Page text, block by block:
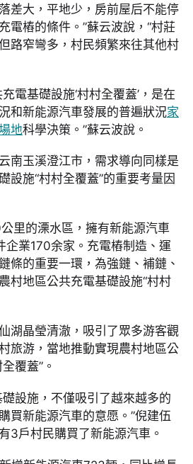
差大，平地少，房前屋后不能停
電樁的條件。”蘇云波說，“村莊
路窄彎多，村民頻繁來往其他村
電基礎設施‘村村全覆蓋’，是在
和新能源汽車發展的普遍狀況家
地科學決策。”蘇云波說。
南玉溪澄江市，需求導向同樣是
設施“村村全覆蓋”的重要考量因
里的溧水區，擁有新能源汽車
企業170余家。充電樁制造、運
條的重要一環，為強鏈、補鏈、
村地區公共充電基礎設施“村村
湖晶瑩清澈，吸引了眾多游客觀
旅游，當地推動實現農村地區公
覆蓋”。
設施，不僅吸引了越來越多的
買新能源汽車的意愿。”倪建伍
3戶村民購買了新能源汽車。